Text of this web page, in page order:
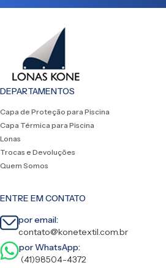
DEPARTAMENTOS
Capa de Proteção para Piscina
Capa Térmica para Piscina
Lonas
Trocas e Devoluções
Quem Somos
ENTRE EM CONTATO
por email:
contato@konetextil.com.br
por WhatsApp:
(41)98504-4372